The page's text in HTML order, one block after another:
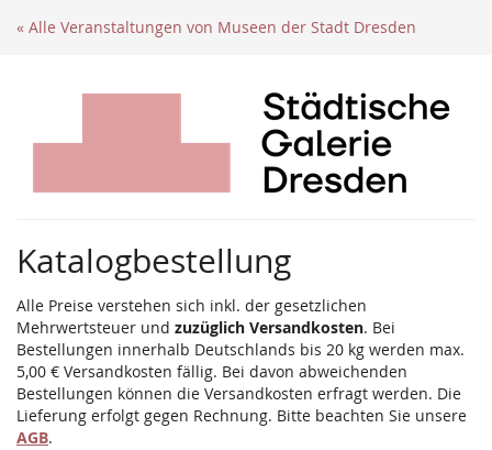
Zum
« Alle Veranstaltungen von Museen der Stadt Dresden
Katalogbestellung
Alle Preise verstehen sich inkl. der gesetzlichen
Mehrwertsteuer und zuzüglich Versandkosten. Bei
Bestellungen innerhalb Deutschlands bis 20 kg werden max.
5,00 € Versandkosten fällig. Bei davon abweichenden
Bestellungen können die Versandkosten erfragt werden. Die
Lieferung erfolgt gegen Rechnung. Bitte beachten Sie unsere
AGB.